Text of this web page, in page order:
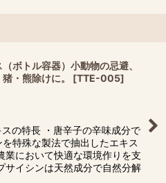
ボトル容器）小動物の忌避、
・熊除けに。
[TTE-005]
の特長 ・唐辛子の辛味成分で
特殊な製法で抽出したエキス
業において快適な環境作りを支
サイシンは天然成分で自然分解